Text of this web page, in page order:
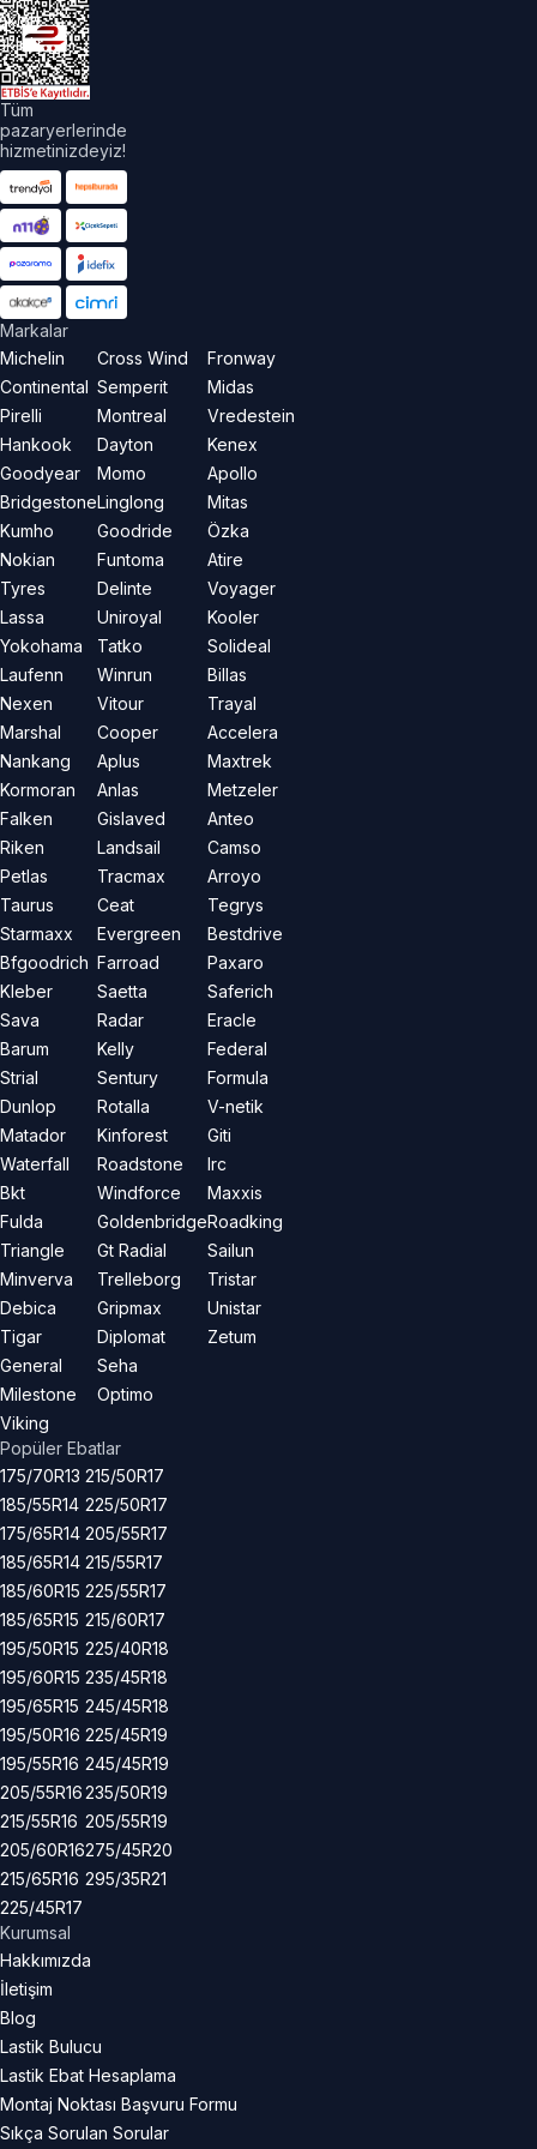
Tüm
pazaryerlerinde
hizmetinizdeyiz!
Markalar
Michelin
Continental
Pirelli
Hankook
Goodyear
Bridgestone
Kumho
Nokian
Tyres
Lassa
Yokohama
Laufenn
Nexen
Marshal
Nankang
Kormoran
Falken
Riken
Petlas
Taurus
Starmaxx
Bfgoodrich
Kleber
Sava
Barum
Strial
Dunlop
Matador
Waterfall
Bkt
Fulda
Triangle
Minverva
Debica
Tigar
General
Milestone
Viking
Cross Wind
Semperit
Montreal
Dayton
Momo
Linglong
Goodride
Funtoma
Delinte
Uniroyal
Tatko
Winrun
Vitour
Cooper
Aplus
Anlas
Gislaved
Landsail
Tracmax
Ceat
Evergreen
Farroad
Saetta
Radar
Kelly
Sentury
Rotalla
Kinforest
Roadstone
Windforce
Goldenbridge
Gt Radial
Trelleborg
Gripmax
Diplomat
Seha
Optimo
Fronway
Midas
Vredestein
Kenex
Apollo
Mitas
Özka
Atire
Voyager
Kooler
Solideal
Billas
Trayal
Accelera
Maxtrek
Metzeler
Anteo
Camso
Arroyo
Tegrys
Bestdrive
Paxaro
Saferich
Eracle
Federal
Formula
V-netik
Giti
Irc
Maxxis
Roadking
Sailun
Tristar
Unistar
Zetum
Popüler Ebatlar
175/70R13
185/55R14
175/65R14
185/65R14
185/60R15
185/65R15
195/50R15
195/60R15
195/65R15
195/50R16
195/55R16
205/55R16
215/55R16
205/60R16
215/65R16
225/45R17
215/50R17
225/50R17
205/55R17
215/55R17
225/55R17
215/60R17
225/40R18
235/45R18
245/45R18
225/45R19
245/45R19
235/50R19
205/55R19
275/45R20
295/35R21
Kurumsal
Hakkımızda
İletişim
Blog
Lastik Bulucu
Lastik Ebat Hesaplama
Montaj Noktası Başvuru Formu
Sıkça Sorulan Sorular